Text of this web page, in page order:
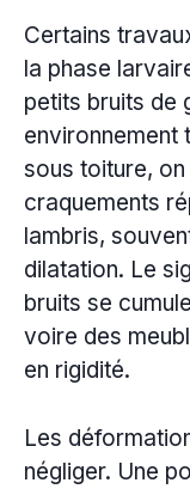
Certains
la phase
petits bruits de
environnement
sous toiture,
craquements
lambris,
dilatation. Le
bruits se
voire des
en rigidité.
Les
négliger. Une